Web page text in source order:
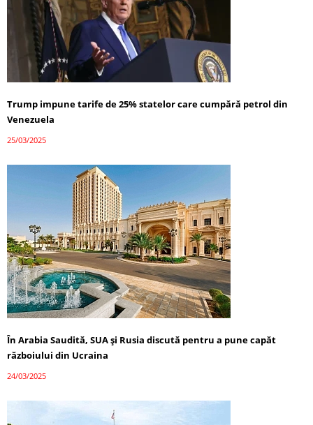
Trump impune tarife de 25% statelor care cumpără petrol din
Venezuela
25/03/2025
În Arabia Saudită, SUA și Rusia discută pentru a pune capăt
războiului din Ucraina
24/03/2025